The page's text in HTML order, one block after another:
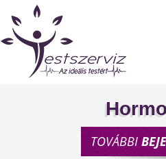
TOVÁBBI